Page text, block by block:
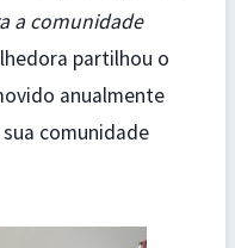
a comunidade
partilhou o
anualmente
comunidade